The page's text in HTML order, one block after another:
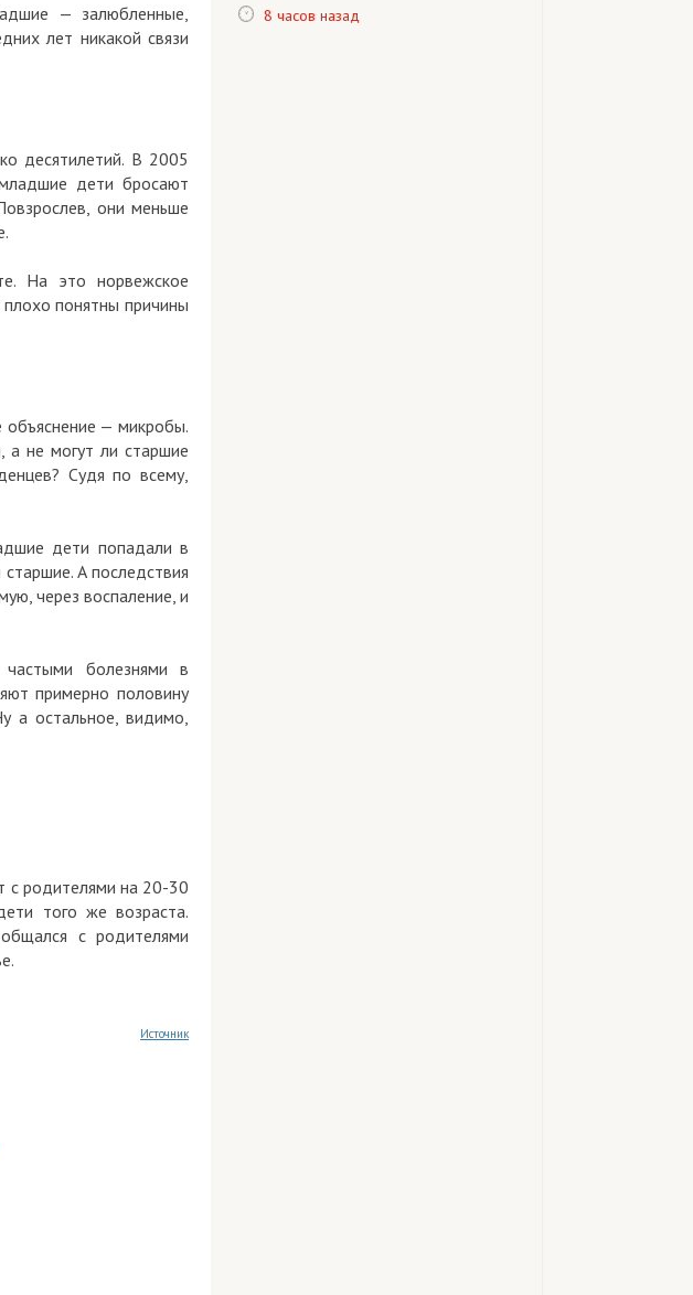
— залюбленные,
лет никакой связи
десятилетий. В 2005
дети бросают
они меньше
На это норвежское
понятны причины
объяснение — микробы.
а не могут ли старшие
Судя по всему,
дети попадали в
А последствия
через воспаление, и
болезнями в
примерно половину
остальное, видимо,
с родителями на 20-30
того же возраста.
с родителями
Источник
8 часов назад